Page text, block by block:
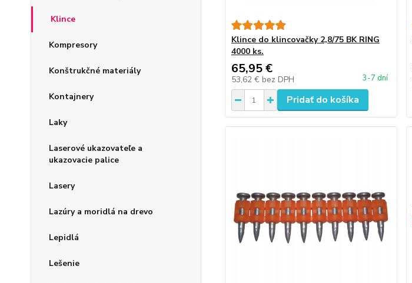
Klince
Kompresory
Konštrukčné materiály
Kontajnery
Laky
Laserové ukazovateľe a
ukazovacie palice
Lasery
Lazúry a moridlá na drevo
Lepidlá
Lešenie
Klince do klincovačky 2,8/75 BK RING
4000 ks.
65,95 €
53,62 € bez DPH 3-7 dní
Pridať do košíka